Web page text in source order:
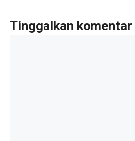
o
k
p
m
Tinggalkan komentar